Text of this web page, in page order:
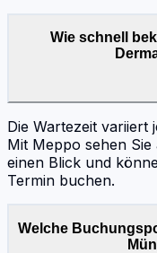
Wie schnell
Die Wartezeit variiert
Mit Meppo sehen
einen Blick und
Termin buchen.
Welche